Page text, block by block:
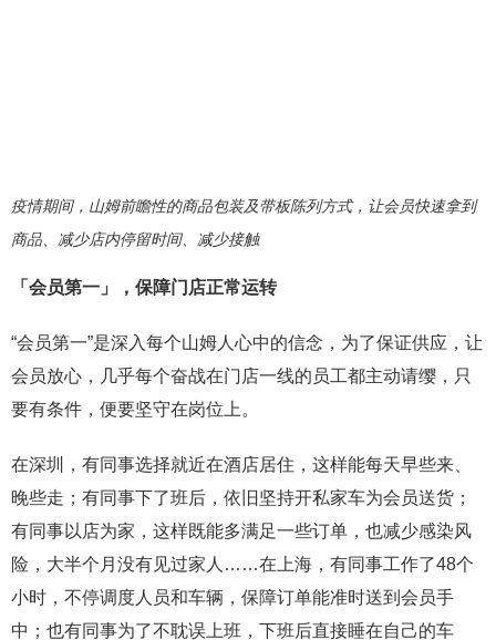
疫情期间，山姆前瞻性的商品包装及带板陈列方式，让会员快速拿到
商品、减少店内停留时间、减少接触
「会员第一」，保障门店正常运转
“会员第一”是深入每个山姆人心中的信念，为了保证供应，让
会员放心，几乎每个奋战在门店一线的员工都主动请缨，只
要有条件，便要坚守在岗位上。
在深圳，有同事选择就近在酒店居住，这样能每天早些来、
晚些走；有同事下了班后，依旧坚持开私家车为会员送货；
有同事以店为家，这样既能多满足一些订单，也减少感染风
险，大半个月没有见过家人……在上海，有同事工作了48个
小时，不停调度人员和车辆，保障订单能准时送到会员手
中；也有同事为了不耽误上班，下班后直接睡在自己的车